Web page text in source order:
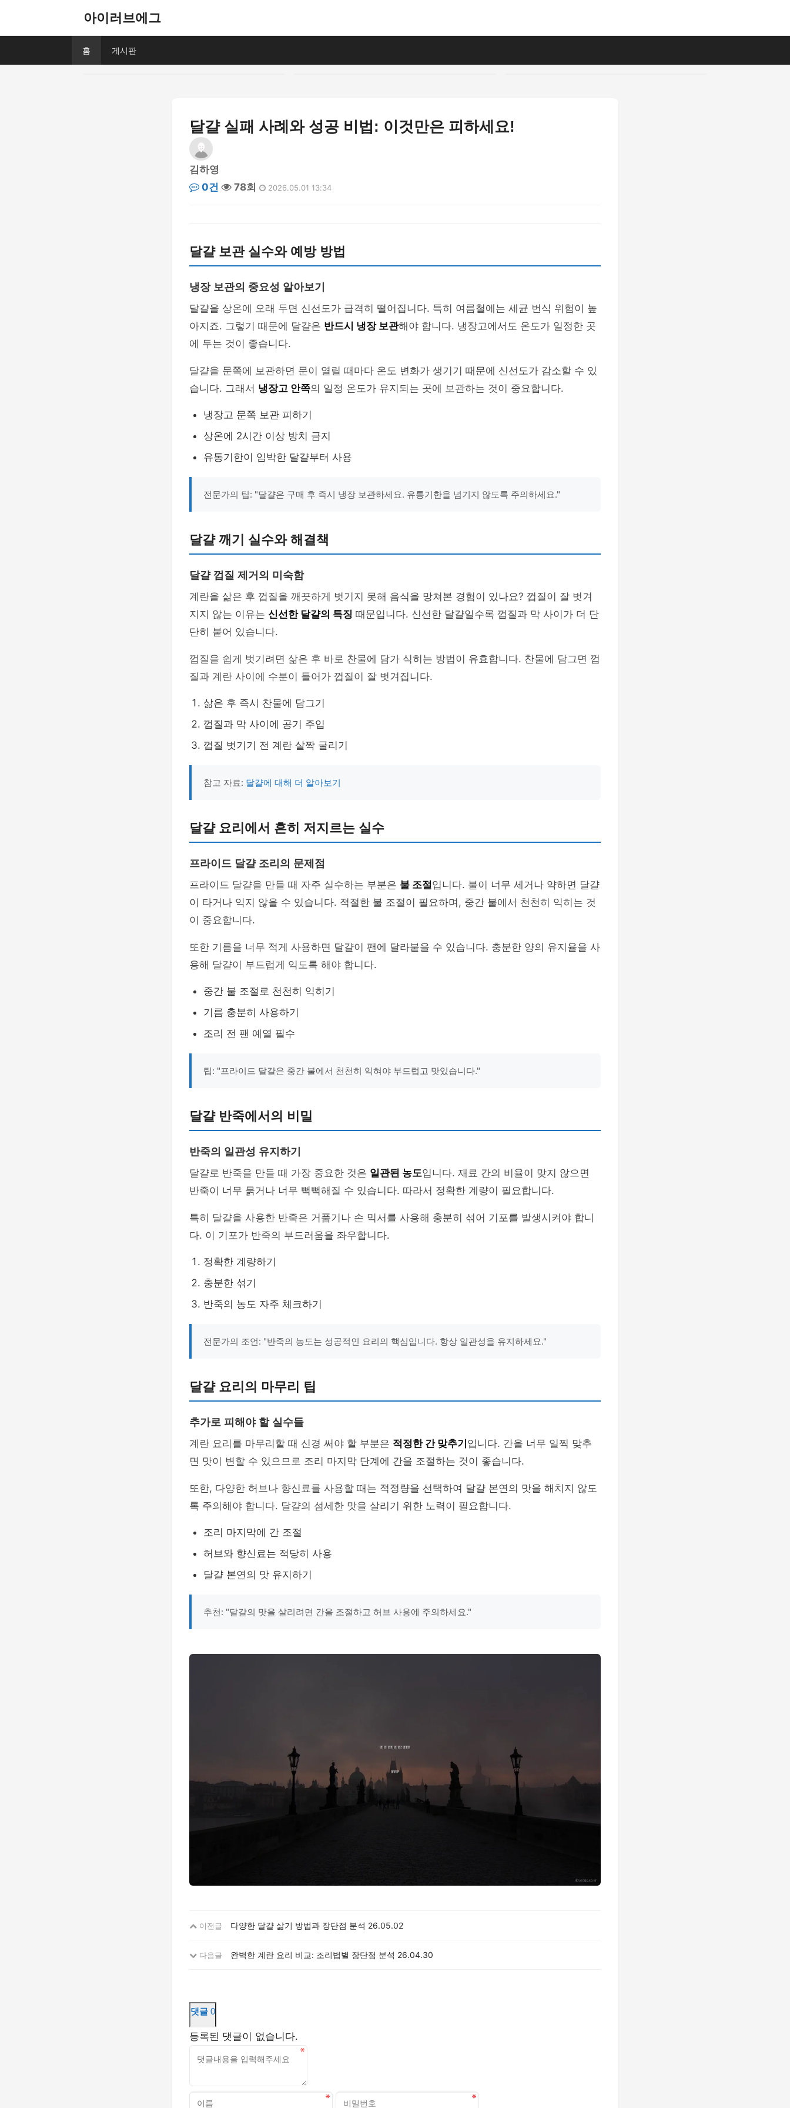
아이러브에그
홈 게시판
달걀 실패 사례와 성공 비법: 이것만은 피하세요!
김하영
0건
78회 2026.05.01 13:34
달걀 보관 실수와 예방 방법
냉장 보관의 중요성 알아보기
달걀을 상온에 오래 두면 신선도가 급격히 떨어집니다. 특히 여름철에는 세균 번식 위험이 높
아지죠. 그렇기 때문에 달걀은 반드시 냉장 보관해야 합니다. 냉장고에서도 온도가 일정한 곳
에 두는 것이 좋습니다.
달걀을 문쪽에 보관하면 문이 열릴 때마다 온도 변화가 생기기 때문에 신선도가 감소할 수 있
습니다. 그래서 냉장고 안쪽의 일정 온도가 유지되는 곳에 보관하는 것이 중요합니다.
냉장고 문쪽 보관 피하기
상온에 2시간 이상 방치 금지
유통기한이 임박한 달걀부터 사용
전문가의 팁: "달걀은 구매 후 즉시 냉장 보관하세요. 유통기한을 넘기지 않도록 주의하세요."
달걀 깨기 실수와 해결책
달걀 껍질 제거의 미숙함
계란을 삶은 후 껍질을 깨끗하게 벗기지 못해 음식을 망쳐본 경험이 있나요? 껍질이 잘 벗겨
지지 않는 이유는 신선한 달걀의 특징 때문입니다. 신선한 달걀일수록 껍질과 막 사이가 더 단
단히 붙어 있습니다.
껍질을 쉽게 벗기려면 삶은 후 바로 찬물에 담가 식히는 방법이 유효합니다. 찬물에 담그면 껍
질과 계란 사이에 수분이 들어가 껍질이 잘 벗겨집니다.
삶은 후 즉시 찬물에 담그기
껍질과 막 사이에 공기 주입
껍질 벗기기 전 계란 살짝 굴리기
참고 자료: 달걀에 대해 더 알아보기
달걀 요리에서 흔히 저지르는 실수
프라이드 달걀 조리의 문제점
프라이드 달걀을 만들 때 자주 실수하는 부분은 불 조절입니다. 불이 너무 세거나 약하면 달걀
이 타거나 익지 않을 수 있습니다. 적절한 불 조절이 필요하며, 중간 불에서 천천히 익히는 것
이 중요합니다.
또한 기름을 너무 적게 사용하면 달걀이 팬에 달라붙을 수 있습니다. 충분한 양의 유지율을 사
용해 달걀이 부드럽게 익도록 해야 합니다.
중간 불 조절로 천천히 익히기
기름 충분히 사용하기
조리 전 팬 예열 필수
팁: "프라이드 달걀은 중간 불에서 천천히 익혀야 부드럽고 맛있습니다."
달걀 반죽에서의 비밀
반죽의 일관성 유지하기
달걀로 반죽을 만들 때 가장 중요한 것은 일관된 농도입니다. 재료 간의 비율이 맞지 않으면
반죽이 너무 묽거나 너무 뻑뻑해질 수 있습니다. 따라서 정확한 계량이 필요합니다.
특히 달걀을 사용한 반죽은 거품기나 손 믹서를 사용해 충분히 섞어 기포를 발생시켜야 합니
다. 이 기포가 반죽의 부드러움을 좌우합니다.
정확한 계량하기
충분한 섞기
반죽의 농도 자주 체크하기
전문가의 조언: "반죽의 농도는 성공적인 요리의 핵심입니다. 항상 일관성을 유지하세요."
달걀 요리의 마무리 팁
추가로 피해야 할 실수들
계란 요리를 마무리할 때 신경 써야 할 부분은 적정한 간 맞추기 입니다. 간을 너무 일찍 맞추
면 맛이 변할 수 있으므로 조리 마지막 단계에 간을 조절하는 것이 좋습니다.
또한, 다양한 허브나 향신료를 사용할 때는 적정량을 선택하여 달걀 본연의 맛을 해치지 않도
록 주의해야 합니다. 달걀의 섬세한 맛을 살리기 위한 노력이 필요합니다.
조리 마지막에 간 조절
허브와 향신료는 적당히 사용
달걀 본연의 맛 유지하기
추천: "달걀의 맛을 살리려면 간을 조절하고 허브 사용에 주의하세요."
이전글 다양한 달걀 삶기 방법과 장단점 분석 26.05.02
다음글 완벽한 계란 요리 비교: 조리법별 장단점 분석 26.04.30
댓글 0
등록된 댓글이 없습니다.